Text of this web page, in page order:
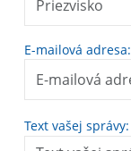
E-mailová adresa:
Text vašej správy: